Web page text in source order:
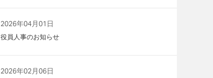
2026年04月01日
役員人事のお知らせ
2026年02月06日